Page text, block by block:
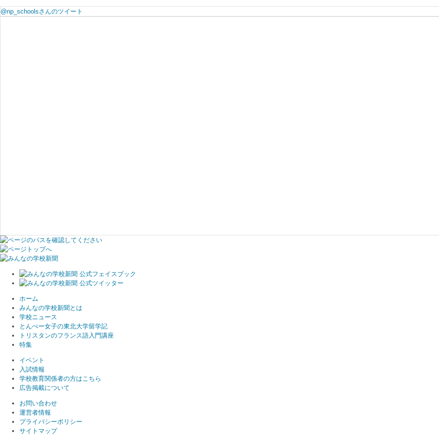
@np_schoolsさんのツイート
ホーム
みんなの学校新聞とは
学校ニュース
とんぺー女子の東北大学留学記
トリスタンのフランス語入門講座
特集
イベント
入試情報
学校教育関係者の方はこちら
広告掲載について
お問い合わせ
運営者情報
プライバシーポリシー
サイトマップ